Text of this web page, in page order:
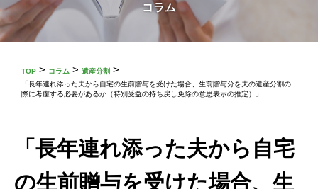
コラム
TOP > コラム > 遺産分割 >
「長年連れ添った夫から自宅の生前贈与を受けた場合、生前贈与分を夫の遺産分割の
際に考慮する必要があるか（特別受益の持ち戻し免除の意思表示の推定）」
「長年連れ添った夫から自宅
の生前贈与を受けた場合、生